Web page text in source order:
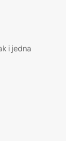
i jedna